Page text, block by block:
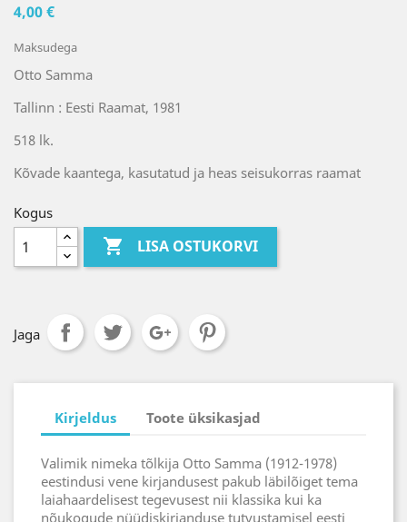
4,00 €
Maksudega
Otto Samma
Tallinn : Eesti Raamat, 1981
518 lk.
Kõvade kaantega, kasutatud ja heas seisukorras raamat
Kogus
 LISA OSTUKORVI
Jaga
Kirjeldus Toote üksikasjad
Valimik nimeka tõlkija Otto Samma (1912-1978)
eestindusi vene kirjandusest pakub läbilõiget tema
laiahaardelisest tegevusest nii klassika kui ka
nõukogude nüüdiskirjanduse tutvustamisel eesti